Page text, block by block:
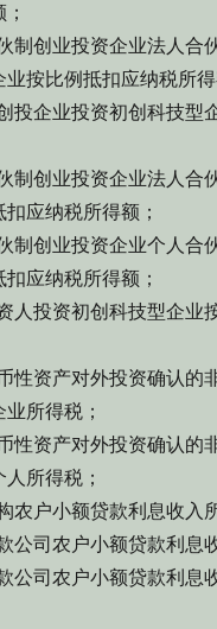
创业投资企业法人合
按比例抵扣应纳税所得
企业投资初创科技型
创业投资企业法人合
应纳税所得额；
创业投资企业个人合
应纳税所得额；
投资初创科技型企业
资产对外投资确认的
所得税；
资产对外投资确认的
所得税；
户小额贷款利息收入所
司农户小额贷款利息收
司农户小额贷款利息